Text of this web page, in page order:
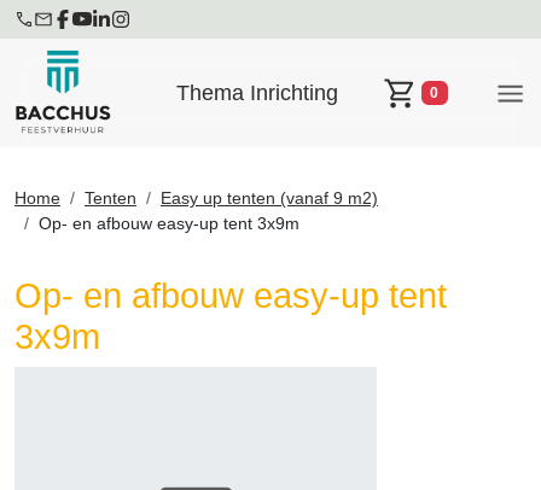
Thema Inrichting
Winkelwagen
0
Home Tenten
Easy up tenten (vanaf 9 m2)
Op- en afbouw easy-up tent 3x9m
Op- en afbouw easy-up tent
3x9m